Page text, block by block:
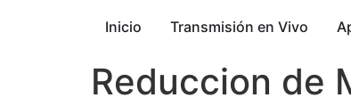
Inicio Transmisión en Vivo
Reduccion de